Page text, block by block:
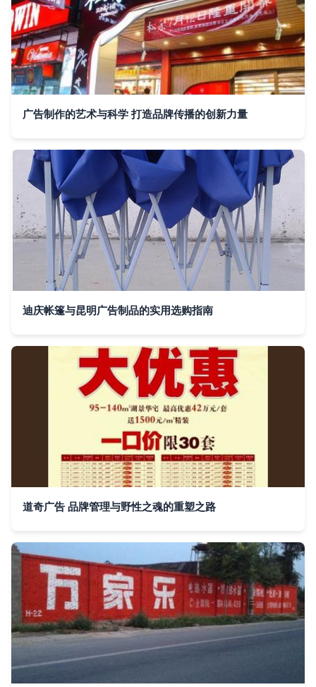
广告制作的艺术与科学 打造品牌传播的创新力量
迪庆帐篷与昆明广告制品的实用选购指南
道奇广告 品牌管理与野性之魂的重塑之路